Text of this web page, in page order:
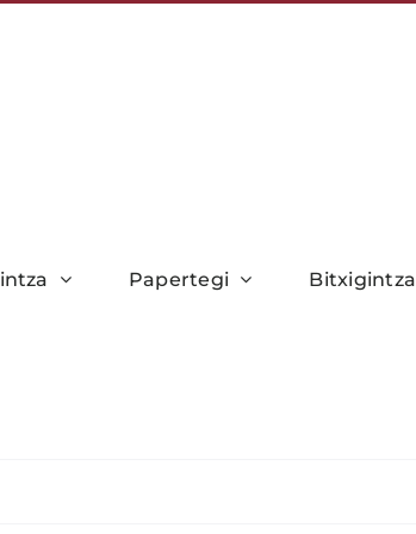
Papertegi Bitxigintza